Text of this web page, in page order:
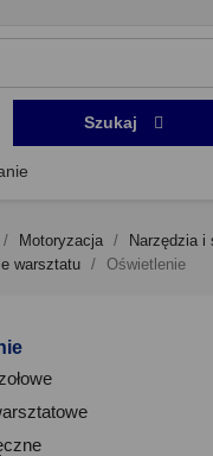
Szukaj
Motoryzacja
Narzędzia i
warsztatu
Oświetlenie